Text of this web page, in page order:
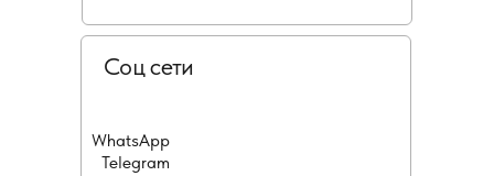
Соц сети
WhatsApp
Telegram